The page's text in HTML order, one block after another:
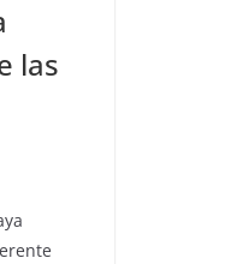
las